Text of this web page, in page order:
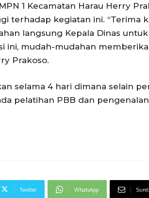
1 Kecamatan Harau Herry
terhadap kegiatan ini. “Terima
langsung Kepala Dinas
ini, mudah-mudahan
Prakoso.
selama 4 hari dimana selain
pelatihan PBB dan
Twitter WhatsApp Surel